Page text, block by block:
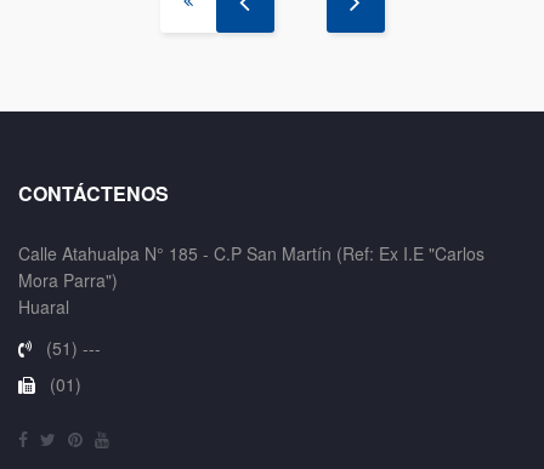
CONTÁCTENOS
Calle Atahualpa N° 185 - C.P San Martín (Ref: Ex I.E "Carlos
Mora Parra")
Huaral
(51) ---
(01)